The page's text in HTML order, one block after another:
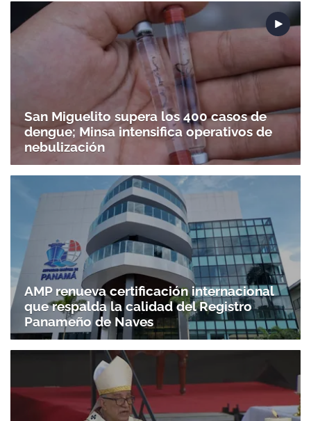
San Miguelito supera los 400 casos de
dengue; Minsa intensifica operativos de
nebulización
AMP renueva certificación internacional
que respalda la calidad del Registro
Panameño de Naves